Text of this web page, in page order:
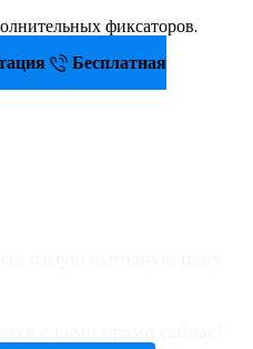
фиксаторов.
Бесплатная